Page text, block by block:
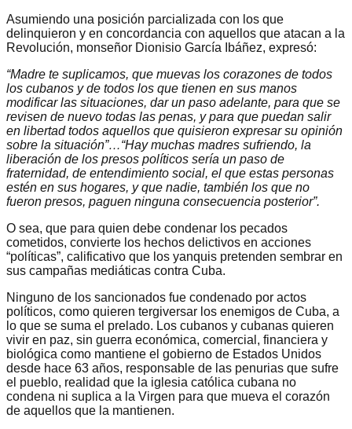
Asumiendo una posición parcializada con los que
delinquieron y en concordancia con aquellos que atacan a la
Revolución, monseñor Dionisio García Ibáñez, expresó:
“Madre te suplicamos, que muevas los corazones de todos
los cubanos y de todos los que tienen en sus manos
modificar las situaciones, dar un paso adelante, para que se
revisen de nuevo todas las penas, y para que puedan salir
en libertad todos aquellos que quisieron expresar su opinión
sobre la situación”…“Hay muchas madres sufriendo, la
liberación de los presos políticos sería un paso de
fraternidad, de entendimiento social, el que estas personas
estén en sus hogares, y que nadie, también los que no
fueron presos, paguen ninguna consecuencia posterior”.
O sea, que para quien debe condenar los pecados
cometidos, convierte los hechos delictivos en acciones
“políticas”, calificativo que los yanquis pretenden sembrar en
sus campañas mediáticas contra Cuba.
Ninguno de los sancionados fue condenado por actos
políticos, como quieren tergiversar los enemigos de Cuba, a
lo que se suma el prelado. Los cubanos y cubanas quieren
vivir en paz, sin guerra económica, comercial, financiera y
biológica como mantiene el gobierno de Estados Unidos
desde hace 63 años, responsable de las penurias que sufre
el pueblo, realidad que la iglesia católica cubana no
condena ni suplica a la Virgen para que mueva el corazón
de aquellos que la mantienen.